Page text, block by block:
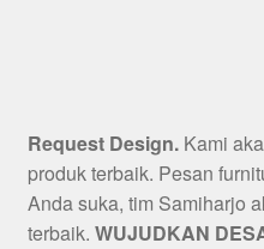
Request Design.Kami
produk terbaik. Pesan
Anda suka, tim Samiharjo
terbaik. WUJUDKAN